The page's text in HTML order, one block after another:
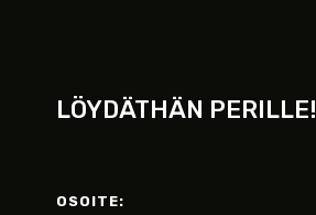
LÖYDÄTHÄN PERILLE!
OSOITE: